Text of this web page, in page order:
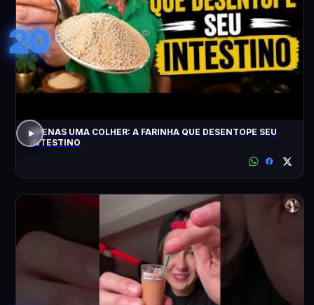
20
APENAS UMA COLHER: A FARINHA QUE DESENTOPE SEU
INTESTINO